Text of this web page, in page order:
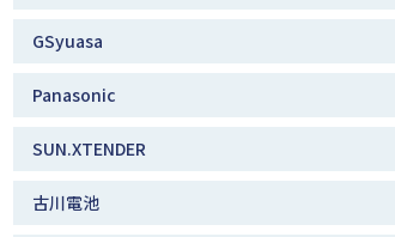
GSyuasa
Panasonic
SUN.XTENDER
古川電池